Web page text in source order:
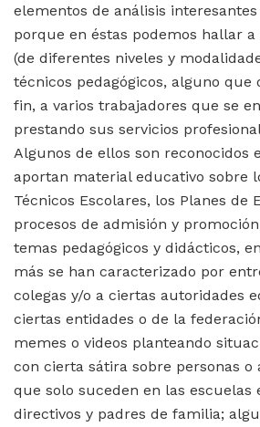
elementos de análisis
porque en éstas podemos hallar
(de diferentes niveles y
técnicos pedagógicos, alguno que
fin, a varios trabajadores que se
prestando sus servicios
Algunos de ellos son reconocidos
aportan material educativo sobre
Técnicos Escolares, los Planes de
procesos de admisión y
temas pedagógicos y didácticos,
más se han caracterizado por
colegas y/o a ciertas autoridades
ciertas entidades o de la
memes o videos planteando
con cierta sátira sobre personas o
que solo suceden en las escuelas
directivos y padres de familia;